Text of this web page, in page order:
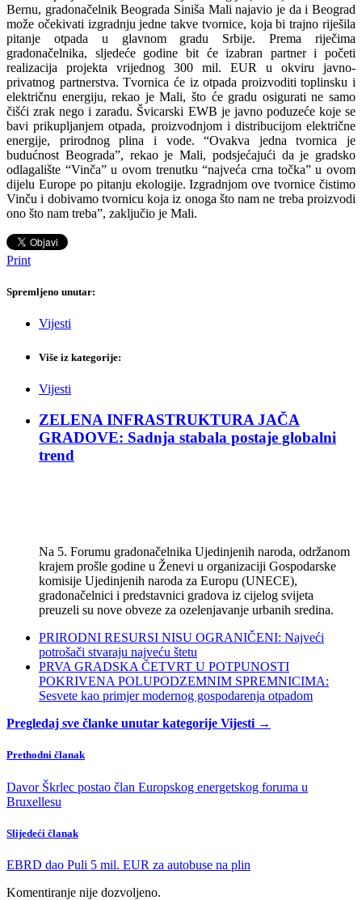
Bernu, gradonačelnik Beograda Siniša Mali najavio je da i Beograd
može očekivati izgradnju jedne takve tvornice, koja bi trajno riješila
pitanje otpada u glavnom gradu Srbije. Prema riječima
gradonačelnika, sljedeće godine bit će izabran partner i početi
realizacija projekta vrijednog 300 mil. EUR u okviru javno-
privatnog partnerstva. Tvornica će iz otpada proizvoditi toplinsku i
električnu energiju, rekao je Mali, što će gradu osigurati ne samo
čišći zrak nego i zaradu. Švicarski EWB je javno poduzeće koje se
bavi prikupljanjem otpada, proizvodnjom i distribucijom električne
energije, prirodnog plina i vode. “Ovakva jedna tvornica je
budućnost Beograda”, rekao je Mali, podsjećajući da je gradsko
odlagalište “Vinča” u ovom trenutku “najveća crna točka” u ovom
dijelu Europe po pitanju ekologije. Izgradnjom ove tvornice čistimo
Vinču i dobivamo tvornicu koja iz onoga što nam ne treba proizvodi
ono što nam treba”, zaključio je Mali.
Print
Spremljeno unutar:
Vijesti
Više iz kategorije:
Vijesti
ZELENA INFRASTRUKTURA JAČA
GRADOVE: Sadnja stabala postaje globalni
trend
Na 5. Forumu gradonačelnika Ujedinjenih naroda, održanom
krajem prošle godine u Ženevi u organizaciji Gospodarske
komisije Ujedinjenih naroda za Europu (UNECE),
gradonačelnici i predstavnici gradova iz cijelog svijeta
preuzeli su nove obveze za ozelenjavanje urbanih sredina.
PRIRODNI RESURSI NISU OGRANIČENI: Najveći
potrošači stvaraju najveću štetu
PRVA GRADSKA ČETVRT U POTPUNOSTI
POKRIVENA POLUPODZEMNIM SPREMNICIMA:
Sesvete kao primjer modernog gospodarenja otpadom
Pregledaj sve članke unutar kategorije Vijesti →
Prethodni članak
Davor Škrlec postao član Europskog energetskog foruma u
Bruxellesu
Slijedeći članak
EBRD dao Puli 5 mil. EUR za autobuse na plin
Komentiranje nije dozvoljeno.